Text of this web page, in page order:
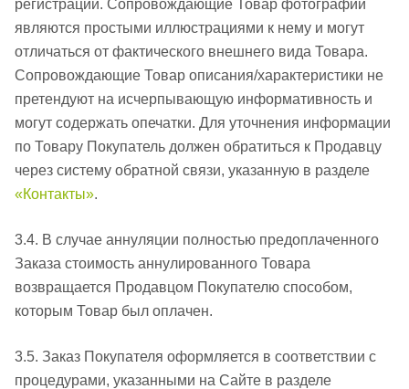
регистрации. Сопровождающие Товар фотографии
являются простыми иллюстрациями к нему и могут
отличаться от фактического внешнего вида Товара.
Сопровождающие Товар описания/характеристики не
претендуют на исчерпывающую информативность и
могут содержать опечатки. Для уточнения информации
по Товару Покупатель должен обратиться к Продавцу
через систему обратной связи, указанную в разделе
«Контакты».
3.4. В случае аннуляции полностью предоплаченного
Заказа стоимость аннулированного Товара
возвращается Продавцом Покупателю способом,
которым Товар был оплачен.
3.5. Заказ Покупателя оформляется в соответствии с
процедурами, указанными на Сайте в разделе